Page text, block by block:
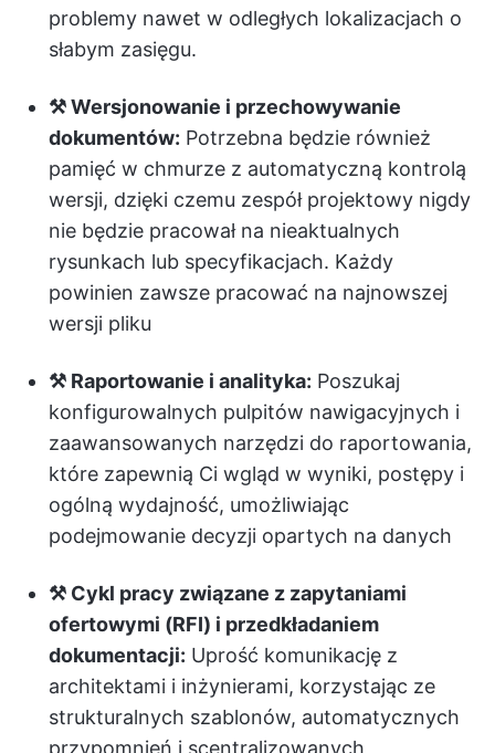
problemy nawet w odległych lokalizacjach o
słabym zasięgu.
⚒️ Wersjonowanie i przechowywanie
dokumentów: Potrzebna będzie również
pamięć w chmurze z automatyczną kontrolą
wersji, dzięki czemu zespół projektowy nigdy
nie będzie pracował na nieaktualnych
rysunkach lub specyfikacjach. Każdy
powinien zawsze pracować na najnowszej
wersji pliku
⚒️ Raportowanie i analityka: Poszukaj
konfigurowalnych pulpitów nawigacyjnych i
zaawansowanych narzędzi do raportowania,
które zapewnią Ci wgląd w wyniki, postępy i
ogólną wydajność, umożliwiając
podejmowanie decyzji opartych na danych
⚒️ Cykl pracy związane z zapytaniami
ofertowymi (RFI) i przedkładaniem
dokumentacji: Uprość komunikację z
architektami i inżynierami, korzystając ze
strukturalnych szablonów, automatycznych
przypomnień i scentralizowanych